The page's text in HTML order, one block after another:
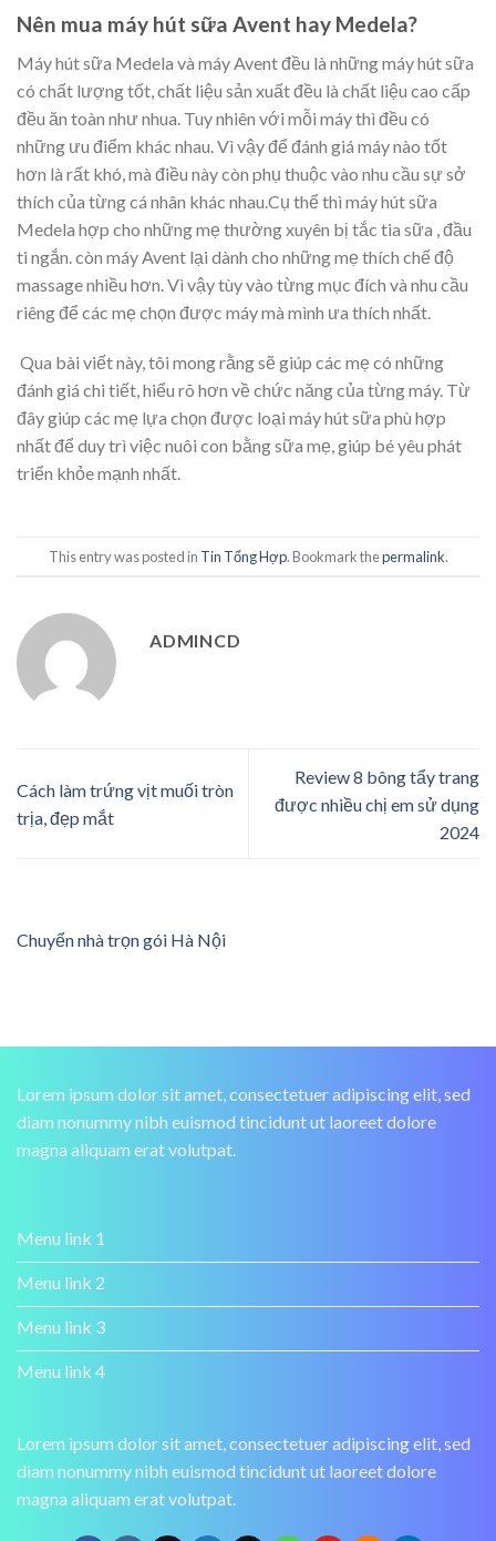
Nên mua máy hút sữa Avent hay Medela?
Máy hút sữa Medela và máy Avent đều là những máy hút sữa
có chất lượng tốt, chất liệu sản xuất đều là chất liệu cao cấp
đều ăn toàn như nhua. Tuy nhiên với mỗi máy thì đều có
những ưu điểm khác nhau. Vì vậy để đánh giá máy nào tốt
hơn là rất khó, mà điều này còn phụ thuộc vào nhu cầu sự sở
thích của từng cá nhân khác nhau.Cụ thể thì máy hút sữa
Medela hợp cho những mẹ thường xuyên bị tắc tia sữa , đầu
ti ngắn. còn máy Avent lại dành cho những mẹ thích chế độ
massage nhiều hơn. Vì vậy tùy vào từng mục đích và nhu cầu
riêng để các mẹ chọn được máy mà mình ưa thích nhất.
Qua bài viết này, tôi mong rằng sẽ giúp các mẹ có những
đánh giá chi tiết, hiểu rõ hơn về chức năng của từng máy. Từ
đây giúp các mẹ lựa chọn được loại máy hút sữa phù hợp
nhất để duy trì việc nuôi con bằng sữa mẹ, giúp bé yêu phát
triển khỏe mạnh nhất.
This entry was posted in Tin Tổng Hợp. Bookmark thepermalink.
ADMINCD
Cách làm trứng vịt muối tròn
trịa, đẹp mắt
Review 8 bông tẩy trang
được nhiều chị em sử dụng
2024
Chuyển nhà trọn gói Hà Nội
Lorem ipsum dolor sit amet, consectetuer adipiscing elit, sed
diam nonummy nibh euismod tincidunt ut laoreet dolore
magna aliquam erat volutpat.
Menu link 1
Menu link 2
Menu link 3
Menu link 4
Lorem ipsum dolor sit amet, consectetuer adipiscing elit, sed
diam nonummy nibh euismod tincidunt ut laoreet dolore
magna aliquam erat volutpat.